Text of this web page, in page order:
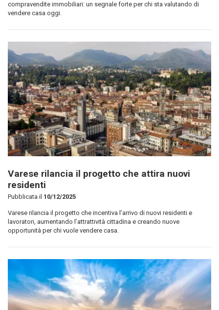
compravendite immobiliari: un segnale forte per chi sta valutando di
vendere casa oggi.
Varese rilancia il progetto che attira nuovi
residenti
Pubblicata il 10/12/2025
Varese rilancia il progetto che incentiva l’arrivo di nuovi residenti e
lavoratori, aumentando l’attrattività cittadina e creando nuove
opportunità per chi vuole vendere casa.